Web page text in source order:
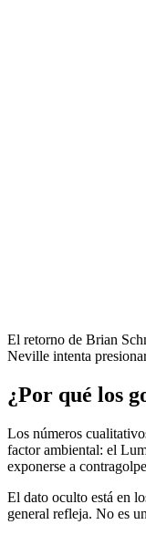
El retorno de Brian
Neville intenta
¿Por qué los
Los números
factor ambiental: el
exponerse a
El dato oculto está en
general refleja. No es